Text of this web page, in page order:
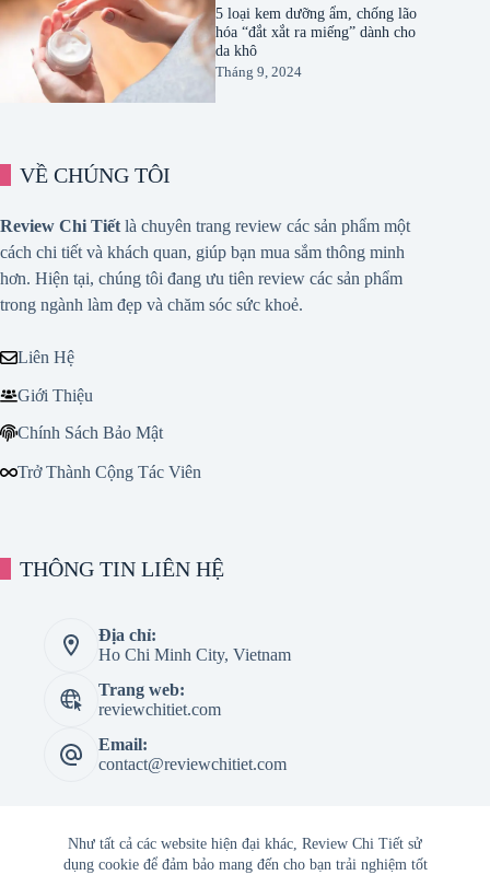
Như tất cả các website hiện đại khác, Review Chi Tiết sử
dụng cookie để đảm bảo mang đến cho bạn trải nghiệm tốt
5 loại kem dưỡng ẩm, chống lão
hóa “đắt xắt ra miếng” dành cho
da khô
Tháng 9, 2024
VỀ CHÚNG TÔI
Review Chi Tiết là chuyên trang review các sản phẩm một
cách chi tiết và khách quan, giúp bạn mua sắm thông minh
hơn. Hiện tại, chúng tôi đang ưu tiên review các sản phẩm
trong ngành làm đẹp và chăm sóc sức khoẻ.
Liên Hệ
Giới Thiệu
Chính Sách Bảo Mật
Trở Thành Cộng Tác Viên
THÔNG TIN LIÊN HỆ
Địa chỉ:
Ho Chi Minh City, Vietnam
Trang web:
reviewchitiet.com
Email:
contact@reviewchitiet.com